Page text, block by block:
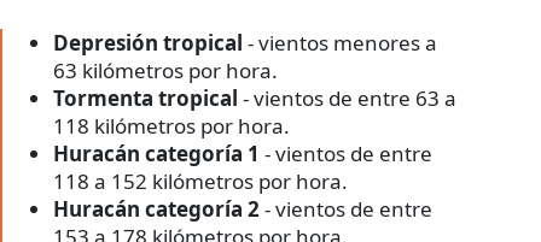
Depresión tropical - vientos menores a
63 kilómetros por hora.
Tormenta tropical - vientos de entre 63 a
118 kilómetros por hora.
Huracán categoría 1 - vientos de entre
118 a 152 kilómetros por hora.
Huracán categoría 2- vientos de entre